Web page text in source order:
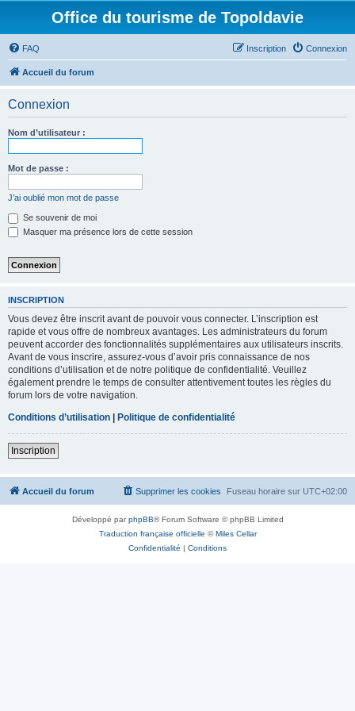
Office du tourisme de Topoldavie
FAQ Connexion
Inscription
Accueil du forum
Connexion
Nom d’utilisateur :
Mot de passe :
J’ai oublié mon mot de passe
Se souvenir de moi
Masquer ma présence lors de cette session
INSCRIPTION
Vous devez être inscrit avant de pouvoir vous connecter. L’inscription est
rapide et vous offre de nombreux avantages. Les administrateurs du forum
peuvent accorder des fonctionnalités supplémentaires aux utilisateurs inscrits.
Avant de vous inscrire, assurez-vous d’avoir pris connaissance de nos
conditions d’utilisation et de notre politique de confidentialité. Veuillez
également prendre le temps de consulter attentivement toutes les règles du
forum lors de votre navigation.
Conditions d’utilisation | Politique de confidentialité
Inscription
Accueil du forum Fuseau horaire sur UTC+02:00
Supprimer les cookies
Développé parphpBB® Forum Software © phpBB Limited
Traduction française officielle ©Miles Cellar
Confidentialité | Conditions